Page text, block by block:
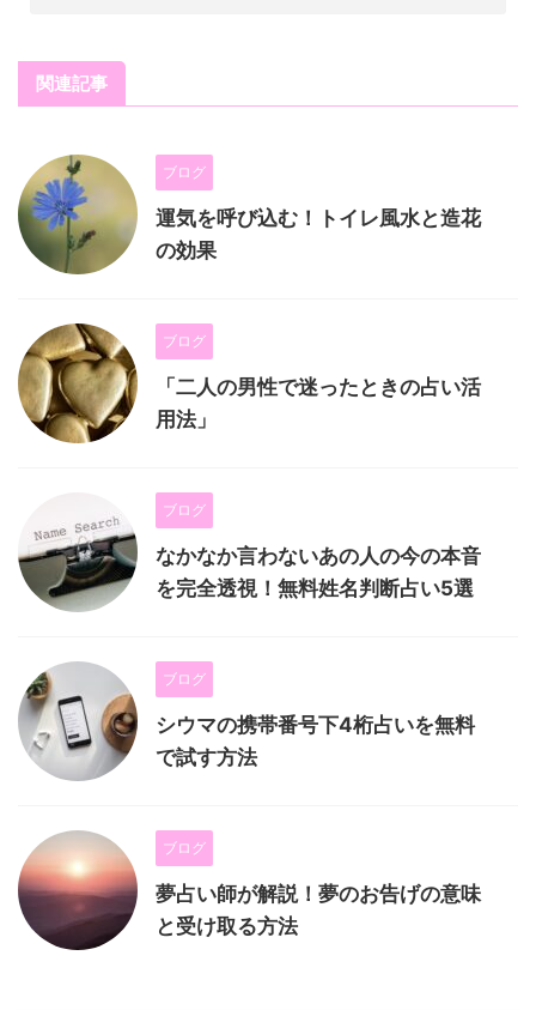
関連記事
ブログ
運気を呼び込む！トイレ風水と造花
の効果
ブログ
「二人の男性で迷ったときの占い活
用法」
ブログ
なかなか言わないあの人の今の本音
を完全透視！無料姓名判断占い5選
ブログ
シウマの携帯番号下4桁占いを無料
で試す方法
ブログ
夢占い師が解説！夢のお告げの意味
と受け取る方法